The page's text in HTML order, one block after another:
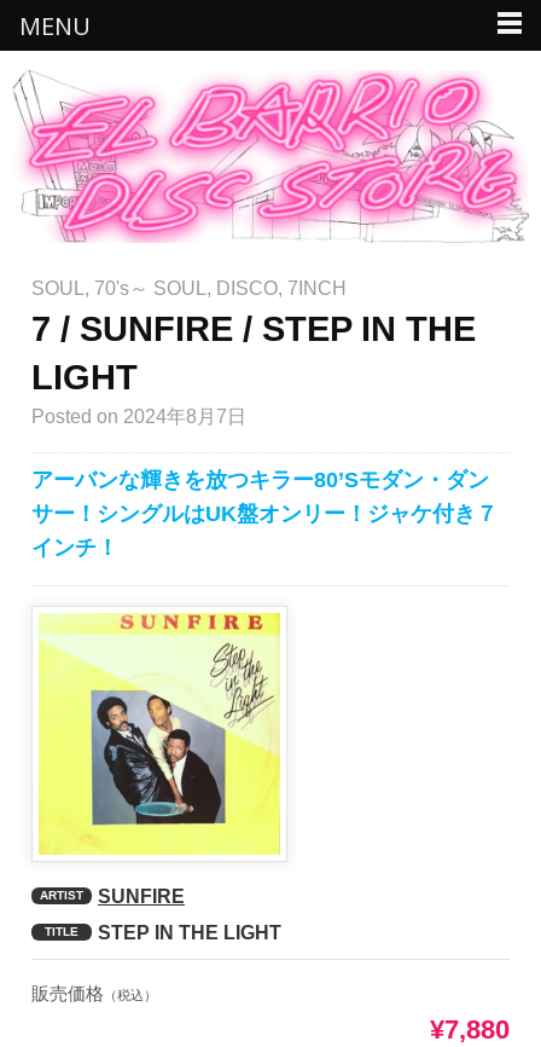
SOUL , 70's～ SOUL , DISCO, 7INCH
7 / SUNFIRE / STEP IN THE
LIGHT
Posted on 2024年8月7日
アーバンな輝きを放つキラー80’Sモダン・ダン
サー！シングルはUK盤オンリー！ジャケ付き７
インチ！
ARTIST SUNFIRE
TITLE STEP IN THE LIGHT
販売価格 （税込）
¥7,880
MENU